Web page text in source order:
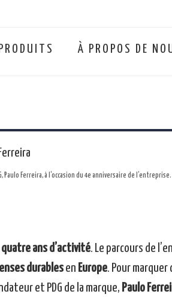
PRODUITS À PROPOS DE
Paulo Ferreira, à l'occasion du 4e anniversaire de l'entreprise.
quatre ans d’activité. Le parcours de
durablesen Europe. Pour
et PDG de la marque, Paulo